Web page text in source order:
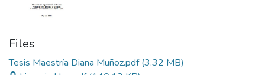
Files
Tesis Maestría Diana Muñoz.pdf(3.32 MB)